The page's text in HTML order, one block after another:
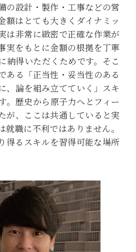
の設計・製作・工事などの営
額はとても大きくダイナミッ
は非常に緻密で正確な作業が
実をもとに金額の根拠を丁寧
納得いただくためです。そこ
ある「正当性・妥当性のある
、論を組み立てていく」スキ
。歴史から原子力へとフィー
が、ここは共通していると実
就職に不利ではありません。
得るスキルを習得可能な場所